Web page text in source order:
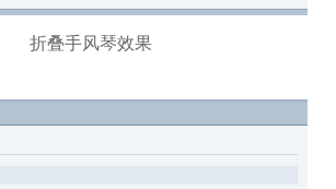
折叠手风琴效果